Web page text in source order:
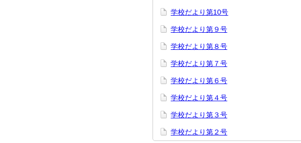
学校だより第10号
学校だより第９号
学校だより第８号
学校だより第７号
学校だより第６号
学校だより第４号
学校だより第３号
学校だより第２号